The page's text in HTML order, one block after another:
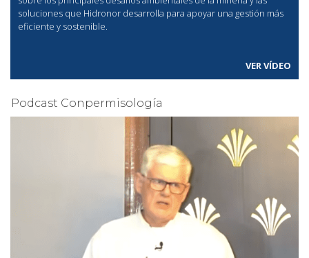
soluciones que Hidronor desarrolla para apoyar una gestión más
eficiente y sostenible.
VER VÍDEO
Podcast Conpermisología